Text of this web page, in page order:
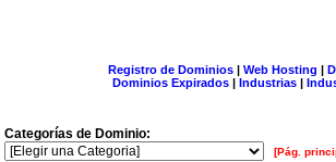
Registro de Dominios| Web Hosting |
Dominios Expirados | Industrias |
Categorías de Dominio:
[Pág.